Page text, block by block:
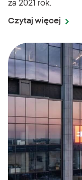
za 2021 rok.
Czytaj więcej